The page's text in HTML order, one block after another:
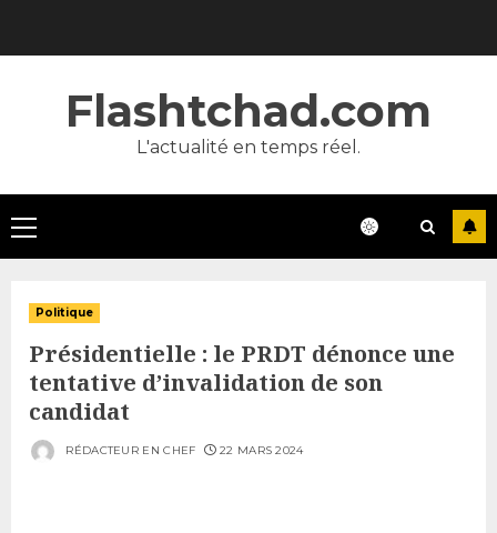
Flashtchad.com
L'actualité en temps réel.
Primary
Menu
Politique
Présidentielle : le PRDT dénonce une
tentative d’invalidation de son
candidat
RÉDACTEUR EN CHEF 22 MARS 2024